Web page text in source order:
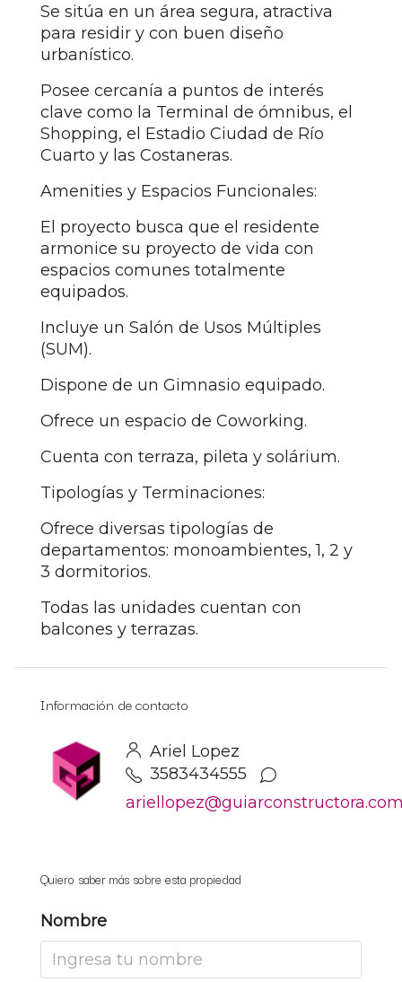
Se sitúa en un área segura, atractiva
para residir y con buen diseño
urbanístico.
Posee cercanía a puntos de interés
clave como la Terminal de ómnibus, el
Shopping, el Estadio Ciudad de Río
Cuarto y las Costaneras.
Amenities y Espacios Funcionales:
El proyecto busca que el residente
armonice su proyecto de vida con
espacios comunes totalmente
equipados.
Incluye un Salón de Usos Múltiples
(SUM).
Dispone de un Gimnasio equipado.
Ofrece un espacio de Coworking.
Cuenta con terraza, pileta y solárium.
Tipologías y Terminaciones:
Ofrece diversas tipologías de
departamentos: monoambientes, 1, 2 y
3 dormitorios.
Todas las unidades cuentan con
balcones y terrazas.
Información de contacto
Ariel Lopez
3583434555
Quiero saber más sobre esta propiedad
Nombre